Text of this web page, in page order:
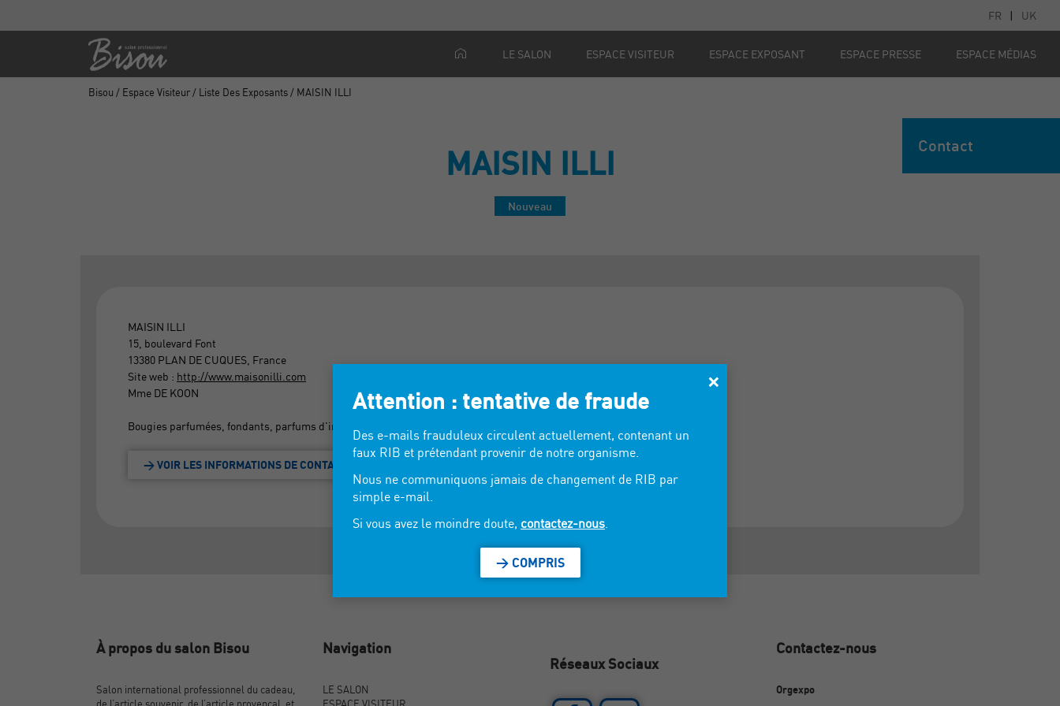
FR | UK
LE SALON ESPACE VISITEUR ESPACE EXPOSANT ESPACE PRESSE ESPACE MÉDIAS
Contact
Bisou / Espace Visiteur / Liste Des Exposants / MAISIN ILLI
MAISIN ILLI
Nouveau
MAISIN ILLI
15, boulevard Font
13380 PLAN DE CUQUES, France
Site web : http://www.maisonilli.com
Mme DE KOON
Bougies parfumées, fondants, parfums d'intérieur.
> VOIR LES INFORMATIONS DE CONTACT
À propos du salon Bisou
Salon international professionnel du cadeau,
Navigation
LE SALON
Réseaux Sociaux
Contactez-nous
Orgexpo
×
Attention : tentative de fraude
Des e-mails frauduleux circulent actuellement, contenant un
faux RIB et prétendant provenir de notre organisme.
Nous ne communiquons jamais de changement de RIB par
simple e-mail.
Si vous avez le moindre doute, contactez-nous.
> COMPRIS